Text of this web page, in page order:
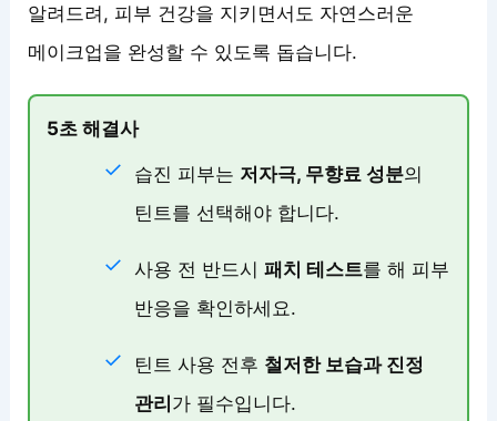
알려드려, 피부 건강을 지키면서도 자연스러운
메이크업을 완성할 수 있도록 돕습니다.
5초 해결사
습진 피부는 저자극, 무향료 성분의
틴트를 선택해야 합니다.
사용 전 반드시패치 테스트를 해 피부
반응을 확인하세요.
틴트 사용 전후 철저한 보습과 진정
관리가 필수입니다.